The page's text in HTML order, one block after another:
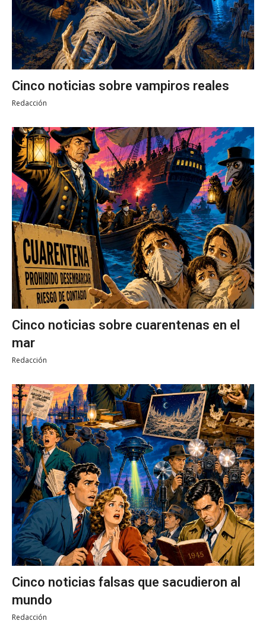
Cinco noticias sobre vampiros reales
Redacción
Cinco noticias sobre cuarentenas en el
mar
Redacción
Cinco noticias falsas que sacudieron al
mundo
Redacción